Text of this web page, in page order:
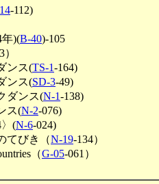
-112)
)(B-40)-105
ンス(TS-1-164)
ンス(SD-3-49)
ダンス(N-1-138)
ス(N-2-076)
(N-6-024)
てびき（N-19-134）
（G-05-061）